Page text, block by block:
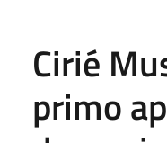
Cirié
primo